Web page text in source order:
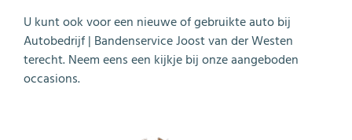
U kunt ook voor een nieuwe of gebruikte auto bij
Autobedrijf | Bandenservice Joost van der Westen
terecht. Neem eens een kijkje bij onze aangeboden
occasions.